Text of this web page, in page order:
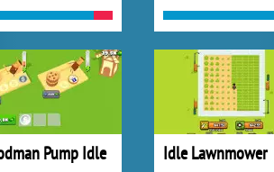
Pump Idle Idle Lawnmower